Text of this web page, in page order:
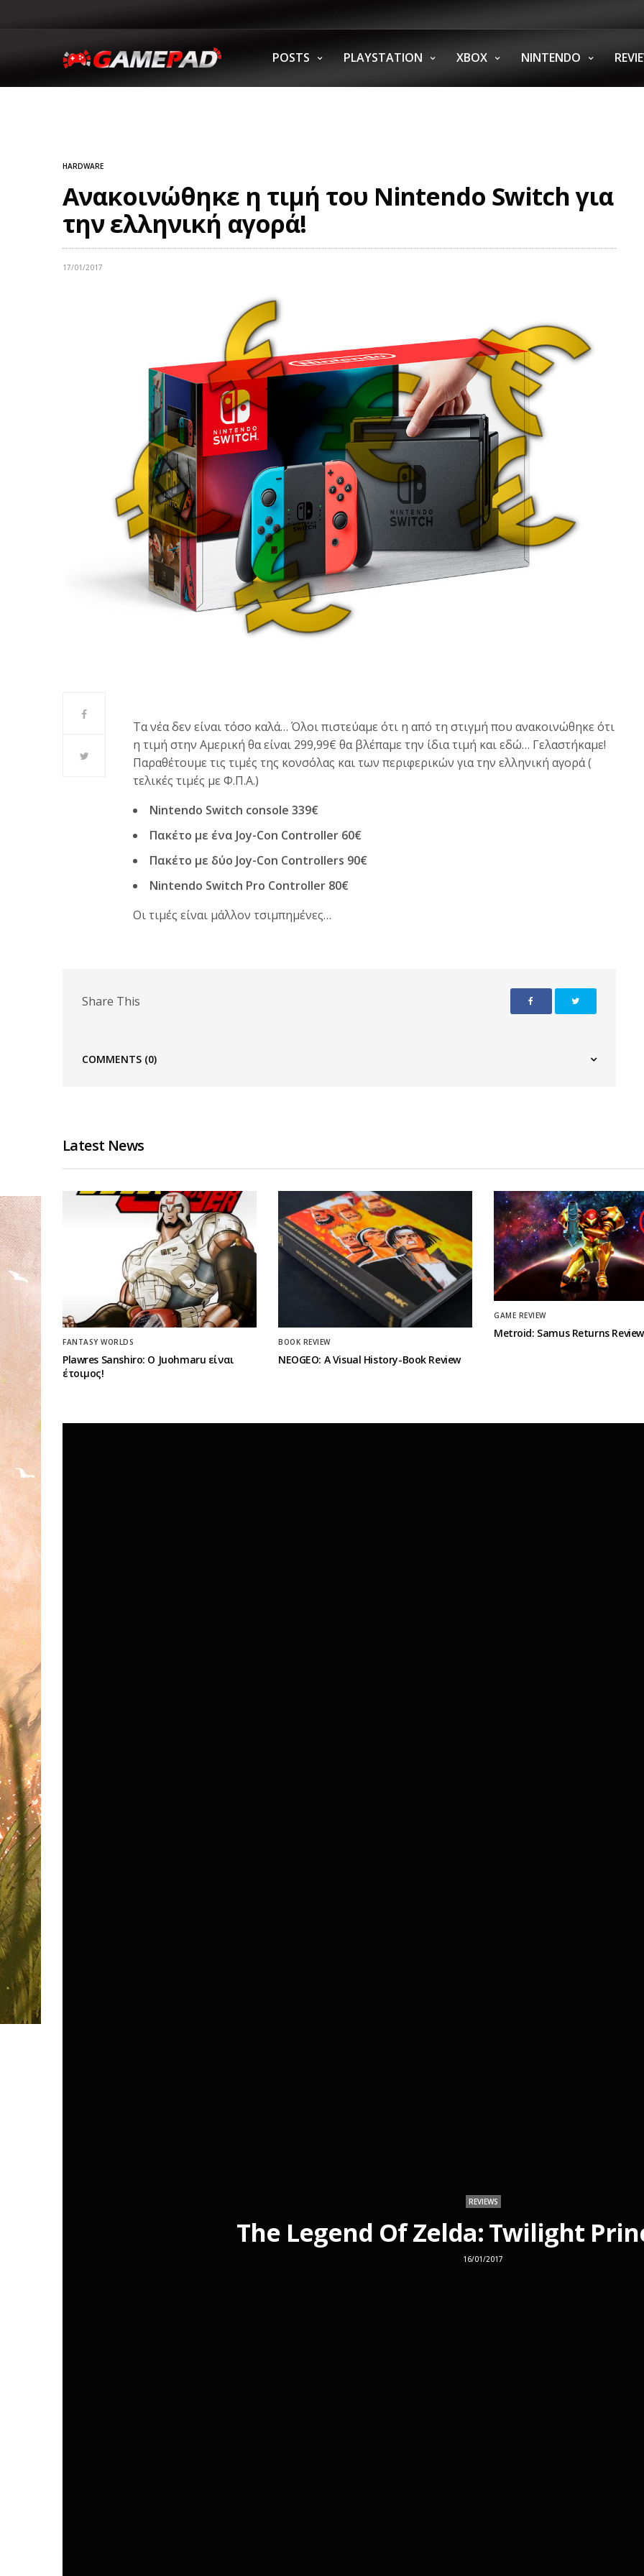
POSTS PLAYSTATION XBOX NINTENDO
HARDWARE
Ανακοινώθηκε η τιμή του Nintendo Switch για
την ελληνική αγορά!
17/01/2017
Τα νέα δεν είναι τόσο καλά… Όλοι πιστεύαμε ότι η από τη στιγμή που ανακοινώθηκε ότι
η τιμή στην Αμερική θα είναι 299,99€ θα βλέπαμε την ίδια τιμή και εδώ… Γελαστήκαμε!
Παραθέτουμε τις τιμές της κονσόλας και των περιφερικών για την ελληνική αγορά (
τελικές τιμές με Φ.Π.Α.)
Nintendo Switch console 339€
Πακέτο με ένα Joy-Con Controller 60€
Πακέτο με δύο Joy-Con Controllers 90€
Nintendo Switch Pro Controller 80€
Οι τιμές είναι μάλλον τσιμπημένες…
Share This
COMMENTS (0)
Latest News
FANTASY WORLDS
Plawres Sanshiro: Ο Juohmaru είναι
έτοιμος!
BOOK REVIEW
NEOGEO: A Visual History-Book Review
GAME REVIEW
Metroid: Samus Returns Review
REVIEWS
The Legend Of Zelda: Twilight
16/01/2017